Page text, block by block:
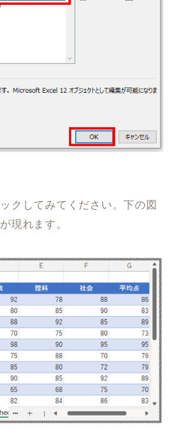
クしてみてください。下の図
現れます。